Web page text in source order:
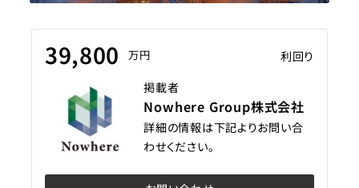
39,800 万円
利回り
掲載者
Nowhere Group株式会社
詳細の情報は下記よりお問い合
わせください。